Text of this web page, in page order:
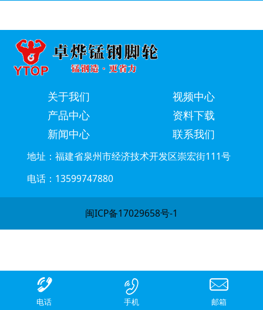
关于我们
产品中心
新闻中心
视频中心
资料下载
联系我们
地址：福建省泉州市经济技术开发区崇宏街111号
电话：13599747880
闽ICP备17029658号-1
电话 手机 邮箱